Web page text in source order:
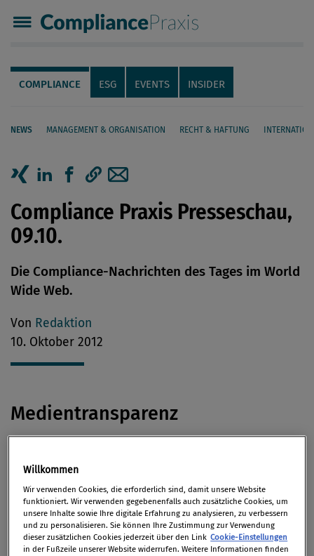
Compliance Praxis
Servicenavigation
Navigation
COMPLIANCE ESG EVENTS INSIDER
NEWS MANAGEMENT & ORGANISATION RECHT & HAFTUNG
Seiteninhalt
Artikel auf Xing teilen
Artikel auf linkedIn teilen
Artikel auf Facebook teilen
Artikellink kopieren
Artikel per Mail teilen
Compliance Praxis Presseschau,
09.10.
Die Compliance-Nachrichten des Tages im World
Wide Web.
Von Redaktion
10. Oktober 2012
Medientransparenz
haben noch bis
welchen Medien sie für wie viel Geld im zweiten
Quartal 2012 Werbung geschaltet haben. Daran
erinnertDer Standard.Auch wer nicht inserierte,
muss das melden, ansonsten droht eine Strafe.
Willkommen
Wir verwenden Cookies, die erforderlich sind, damit unsere Website
funktioniert. Wir verwenden gegebenenfalls auch zusätzliche Cookies, um
unsere Inhalte sowie Ihre digitale Erfahrung zu analysieren, zu verbessern
und zu personalisieren. Sie können Ihre Zustimmung zur Verwendung
dieser zusätzlichen Cookies jederzeit über den Link Cookie-Einstellungen
in der Fußzeile unserer Website widerrufen. Weitere Informationen finden